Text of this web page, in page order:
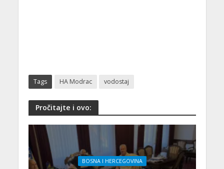
Tags HA Modrac vodostaj
Pročitajte i ovo:
BOSNA I HERCEGOVINA